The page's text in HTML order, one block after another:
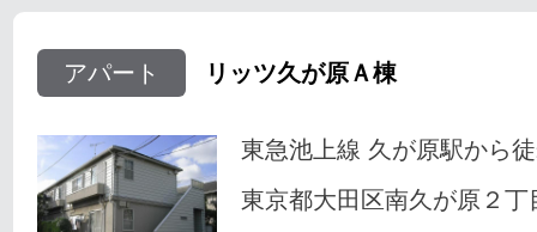
アパート リッツ久が原Ａ棟
東急池上線 久が原駅から
東京都大田区南久が原２丁